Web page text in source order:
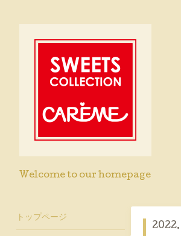
Welcome to our homepage
トップページ